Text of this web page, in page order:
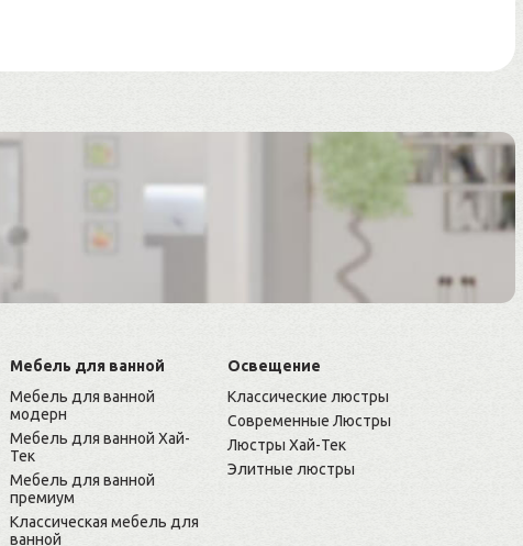
Мебель для ванной
Мебель для ванной
модерн
Мебель для ванной Хай-
Тек
Мебель для ванной
премиум
Классическая мебель для
ванной
Освещение
Классические люстры
Современные Люстры
Люстры Хай-Тек
Элитные люстры